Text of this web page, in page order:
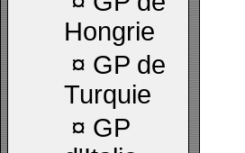
Hongrie
¤ GP de
Turquie
¤ GP